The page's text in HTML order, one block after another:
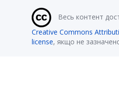
Весь контент
Creative Commons
license, якщо не